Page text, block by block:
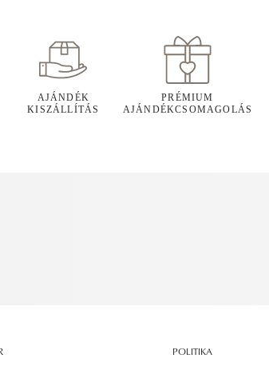
AJÁNDÉK
KISZÁLLÍTÁS
PRÉMIUM
AJÁNDÉKCSOMAGOLÁS
POLITIKA